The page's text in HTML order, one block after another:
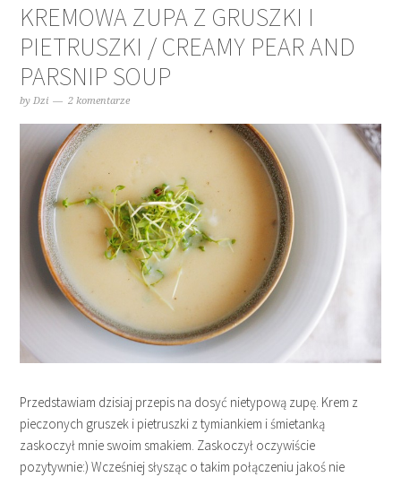
KREMOWA ZUPA Z GRUSZKI I
PIETRUSZKI / CREAMY PEAR AND
PARSNIP SOUP
byDzi 2 komentarze
Przedstawiam dzisiaj przepis na dosyć nietypową zupę. Krem z
pieczonych gruszek i pietruszki z tymiankiem i śmietanką
zaskoczył mnie swoim smakiem. Zaskoczył oczywiście
pozytywnie:) Wcześniej słysząc o takim połączeniu jakoś nie